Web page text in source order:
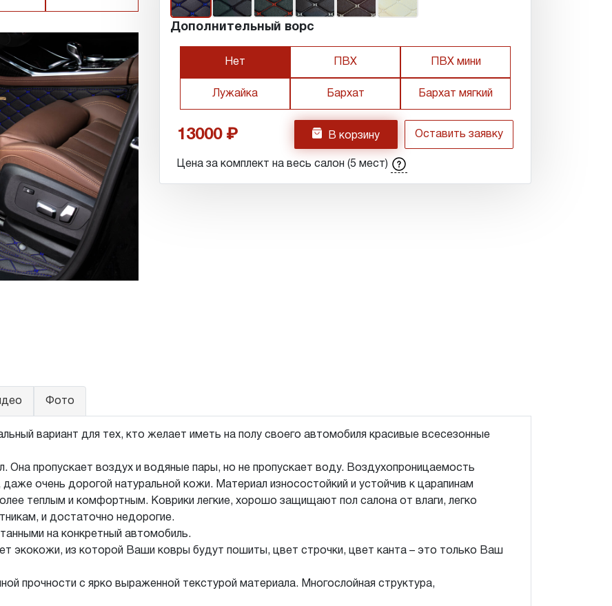
Дополнительный ворс
Нет ПВХ ПВХ мини
Лужайка Бархат Бархат мягкий
13000 h В корзину Оставить заявку
Цена за комплект на весь салон (5 мест)
Фото
вариант для тех, кто желает иметь на полу своего автомобиля красивые всесезонные
Она пропускает воздух и водяные пары, но не пропускает воду. Воздухопроницаемость
очень дорогой натуральной кожи. Материал износостойкий и устойчив к царапинам
теплым и комфортным. Коврики легкие, хорошо защищают пол салона от влаги, легко
и достаточно недорогие.
на конкретный автомобиль.
экокожи, из которой Ваши ковры будут пошиты, цвет строчки, цвет канта – это только Ваш
прочности с ярко выраженной текстурой материала. Многослойная структура,